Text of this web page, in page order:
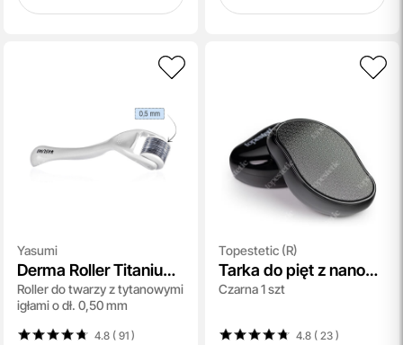
Yasumi
Derma Roller Titanium
0,5
Roller do twarzy z tytanowymi
igłami o dł. 0,50 mm
4.8 ( 91)
Topestetic (R)
Tarka do pięt z nano
szkła Topestetic
Czarna 1 szt
4.8 ( 23)